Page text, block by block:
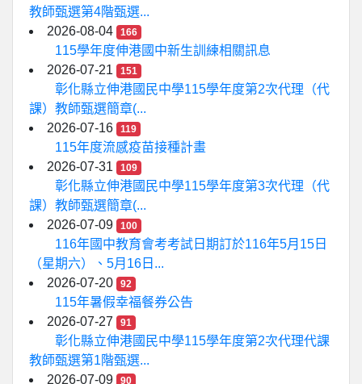
教師甄選第4階甄選...
2026-08-04
166
115學年度伸港國中新生訓練相關訊息
2026-07-21
151
彰化縣立伸港國民中學115學年度第2次代理（代
課）教師甄選簡章(...
2026-07-16
119
115年度流感疫苗接種計畫
2026-07-31
109
彰化縣立伸港國民中學115學年度第3次代理（代
課）教師甄選簡章(...
2026-07-09
100
116年國中教育會考考試日期訂於116年5月15日
（星期六）、5月16日...
2026-07-20
92
115年暑假幸福餐券公告
2026-07-27
91
彰化縣立伸港國民中學115學年度第2次代理代課
教師甄選第1階甄選...
2026-07-09
90